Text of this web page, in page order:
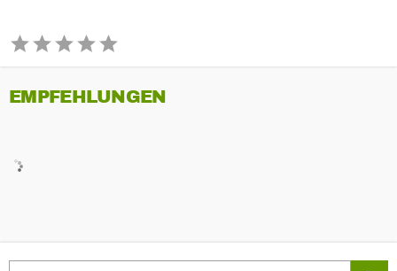
EMPFEHLUNGEN